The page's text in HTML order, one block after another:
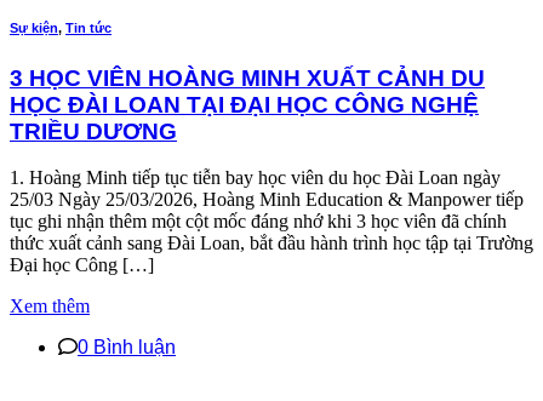
Sự kiện, Tin tức
3 HỌC VIÊN HOÀNG MINH XUẤT CẢNH DU
HỌC ĐÀI LOAN TẠI ĐẠI HỌC CÔNG NGHỆ
TRIỀU DƯƠNG
1. Hoàng Minh tiếp tục tiễn bay học viên du học Đài Loan ngày
25/03 Ngày 25/03/2026, Hoàng Minh Education & Manpower tiếp
tục ghi nhận thêm một cột mốc đáng nhớ khi 3 học viên đã chính
thức xuất cảnh sang Đài Loan, bắt đầu hành trình học tập tại Trường
Đại học Công […]
Xem thêm
0 Bình luận